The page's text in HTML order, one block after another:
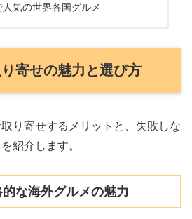
気の世界各国グルメ
寄せの魅力と選び方
り寄せするメリットと、失敗しな
紹介します。
な海外グルメの魅力